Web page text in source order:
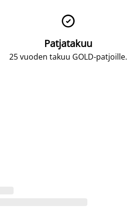

Patjatakuu
25 vuoden takuu GOLD-patjoille.